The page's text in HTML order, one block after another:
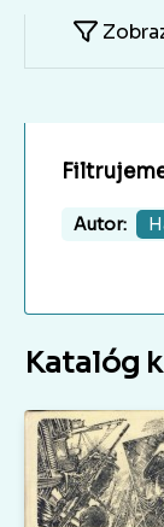
Autor:
Katalóg